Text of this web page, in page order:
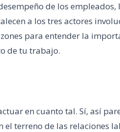
de los
a los tres actores
para entender la
de tu trabajo.
en cuanto tal. Sí, así
el terreno de las relaciones